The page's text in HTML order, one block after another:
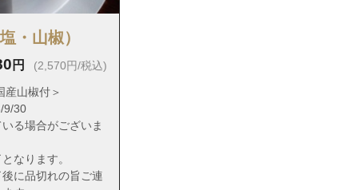
・山椒）
円 (2,570円/税込)
山椒付＞
9/30
る場合がございま
なります。
に品切れの旨ご連